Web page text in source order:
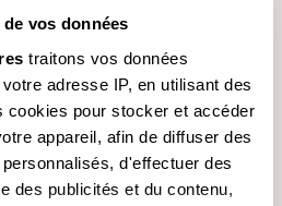
vos données
traitons vos données
adresse IP, en utilisant des
cookies pour stocker et accéder
appareil, afin de diffuser des
d'effectuer des
des publicités et du contenu,
la Revue Salamandre Junior
Avril - Mai 2022